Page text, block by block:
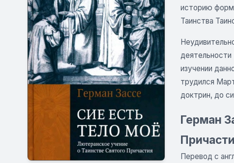
историю
Таинства
изучении
трудился
доктрин, до
Герман
Перевод с